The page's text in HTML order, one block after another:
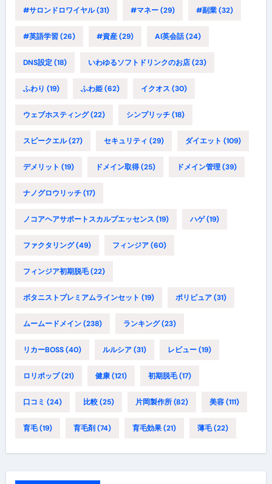
#サロンドロワイヤル(31) #マネー(29) #副業(32)
#英語学習(26) #資産(29) AI英会話(24)
DNS設定(18) いわゆるソフトドリンクのお店(23)
ふわり (19) ふわ姫(62) イクオス (30)
ウェブホスティング(22) シンプリッチ(18)
スピークエル(27) セキュリティ (29) ダイエット (109)
デメリット (19) ドメイン取得(25) ドメイン管理(39)
ナノグロウリッチ(17)
ノコアヘアサポートスカルプエッセンス (19) ハゲ(19)
ファクタリング(49) フィンジア(60)
フィンジア初期脱毛(22)
ボタニストプレミアムラインセット (19) ポリピュア(31)
ムームードメイン(238) ランキング(23)
リカーBOSS(40) ルルシア(31) レビュー(19)
ロリポップ(21) 健康(121) 初期脱毛(17)
口コミ (24) 比較(25) 片岡製作所(82) 美容(111)
育毛(19) 育毛剤(74) 育毛効果(21) 薄毛(22)